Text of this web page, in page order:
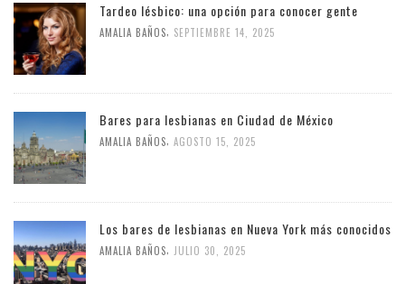
Tardeo lésbico: una opción para conocer gente
AMALIA BAÑOS, SEPTIEMBRE 14, 2025
Bares para lesbianas en Ciudad de México
AMALIA BAÑOS, AGOSTO 15, 2025
Los bares de lesbianas en Nueva York más conocidos
AMALIA BAÑOS, JULIO 30, 2025